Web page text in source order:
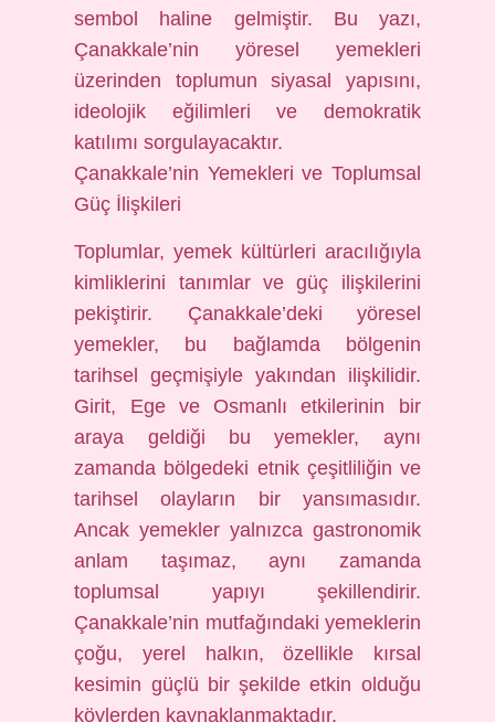
sembol haline gelmiştir. Bu yazı,
Çanakkale’nin yöresel yemekleri
üzerinden toplumun siyasal yapısını,
ideolojik eğilimleri ve demokratik
katılımı sorgulayacaktır.
Çanakkale’nin Yemekleri ve Toplumsal
Güç İlişkileri
Toplumlar, yemek kültürleri aracılığıyla
kimliklerini tanımlar ve güç ilişkilerini
pekiştirir. Çanakkale’deki yöresel
yemekler, bu bağlamda bölgenin
tarihsel geçmişiyle yakından ilişkilidir.
Girit, Ege ve Osmanlı etkilerinin bir
araya geldiği bu yemekler, aynı
zamanda bölgedeki etnik çeşitliliğin ve
tarihsel olayların bir yansımasıdır.
Ancak yemekler yalnızca gastronomik
anlam taşımaz, aynı zamanda
toplumsal yapıyı şekillendirir.
Çanakkale’nin mutfağındaki yemeklerin
çoğu, yerel halkın, özellikle kırsal
kesimin güçlü bir şekilde etkin olduğu
köylerden kaynaklanmaktadır.